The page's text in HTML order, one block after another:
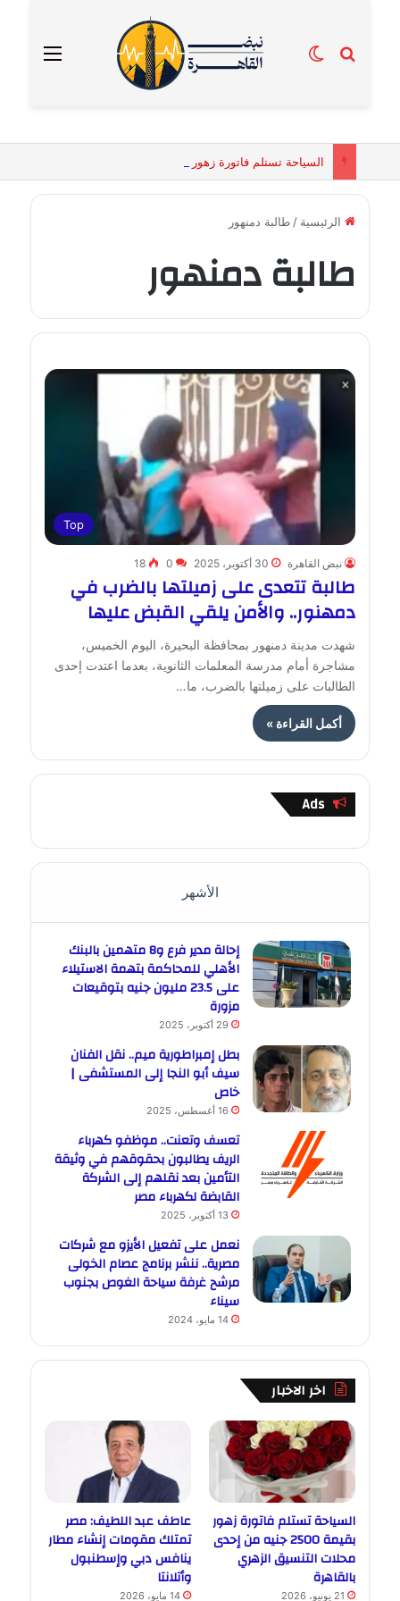
القائمة بحث عنالوضع المظلم
الرئيسية / طالبة دمنهور
طالبة دمنهور
Top
نبض القاهرة 30 أكتوبر، 2025 0
18
طالبة تتعدى على زميلتها بالضرب في
دمهنور.. والأمن يلقي القبض عليها
شهدت مدينة دمنهور بمحافظة البحيرة، اليوم الخميس،
مشاجرة أمام مدرسة المعلمات الثانوية، بعدما اعتدت إحدى
الطالبات على زميلتها بالضرب، ما…
أكمل القراءة »
Ads
الأشهر
إحالة مدير فرع و8 متهمين بالبنك
الأهلي للمحاكمة بتهمة الاستيلاء
على 23.5 مليون جنيه بتوقيعات
مزورة
29 أكتوبر، 2025
بطل إمبراطورية ميم.. نقل الفنان
سيف أبو النجا إلى المستشفى |
خاص
16 أغسطس، 2025
تعسف وتعنت.. موظفو كهرباء
الريف يطالبون بحقوقهم في وثيقة
التأمين بعد نقلهم إلى الشركة
القابضة لكهرباء مصر
13 أكتوبر، 2025
نعمل على تفعيل الأيزو مع شركات
مصرية.. ننشر برنامج عصام الخولى
مرشح غرفة سياحة الغوص بجنوب
سيناء
14 مايو، 2024
اخر الاخبار
السياحة تستلم فاتورة زهور
بقيمة 2500 جنيه من إحدى
محلات التنسيق الزهري
بالقاهرة
21 يونيو، 2026
عاطف عبد اللطيف: مصر
تمتلك مقومات إنشاء مطار
ينافس دبي وإسطنبول
وأتلانتا
14 مايو، 2026